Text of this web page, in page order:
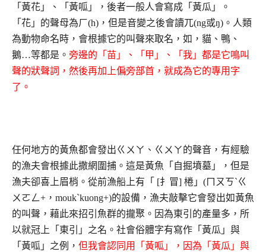
「黃花」、「黃呱」，後者一般人會寫成「黃瓜」。
「花」的聲母為ㄏ(h)，但是音變之後會讀兀(ng或ŋ)。人類
為動物命名時，會根據它的叫聲來取名，如，貓、鴨、
鵝…等都是。 旁邊的「苗」、「甲」、「我」都是它鳴叫
聲的狀聲詞，然後再加上偏旁部首，就成為它的專用字
了。
任何地方的黃魚都會發出ㄍㄨㄚ、ㄍㄨㄚ的聲音，有經驗
的漁夫會根據此撒網圍捕。這是黃魚「自掘墳墓」，但是
漁夫卻喜上眉梢。從前漁船上有「 [扌冒] 棬」(ㄇㄡㄎˋㄍ
ㄨㄛㄥ+，moukˋkuong+)的設備，漁夫敲擊它會發出如黃魚
的叫聲，藉此來招引魚群的攏聚。因為東引的產量多，所
以就冠上「東引」之名。社會俗體字有寫作「黃瓜」與
「黃呱」之例， 但我會認同用「黃呱」，因為「黃瓜」與